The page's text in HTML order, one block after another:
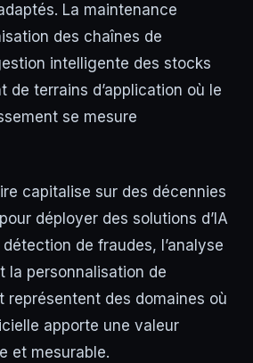
La maintenance
des chaînes de
intelligente des stocks
de terrains d’application où le
se mesure
capitalise sur des décennies
déployer des solutions d’IA
de fraudes, l’analyse
la personnalisation de
représentent des domaines où
apporte une valeur
et mesurable.